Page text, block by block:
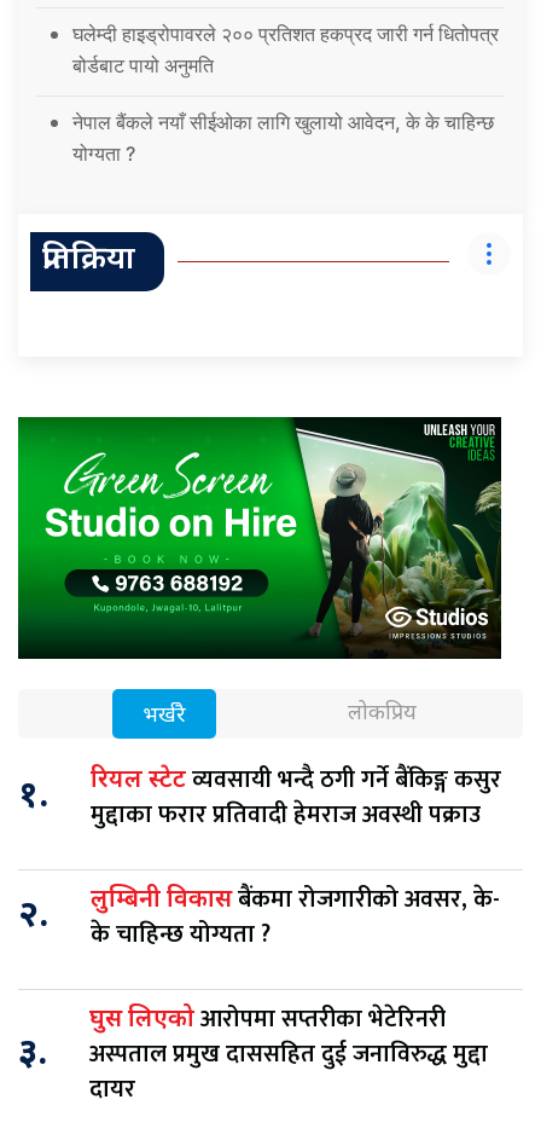
घलेम्दी हाइड्रोपावरले २०० प्रतिशत हकप्रद जारी गर्न धितोपत्र
बोर्डबाट पायो अनुमति
नेपाल बैंकले नयाँ सीईओका लागि खुलायो आवेदन, के के चाहिन्छ
योग्यता ?
प्रतिक्रिया
भर्खरै लोकप्रिय
१. रियल स्टेटव्यवसायी भन्दै ठगी गर्ने बैंकिङ्ग कसुर
मुद्दाका फरार प्रतिवादी हेमराज अवस्थी पक्राउ
२. लुम्बिनी विकासबैंकमा रोजगारीको अवसर, के-
के चाहिन्छ योग्यता ?
३.
घुस लिएकोआरोपमा सप्तरीका भेटेरिनरी
अस्पताल प्रमुख दाससहित दुई जनाविरुद्ध मुद्दा
दायर